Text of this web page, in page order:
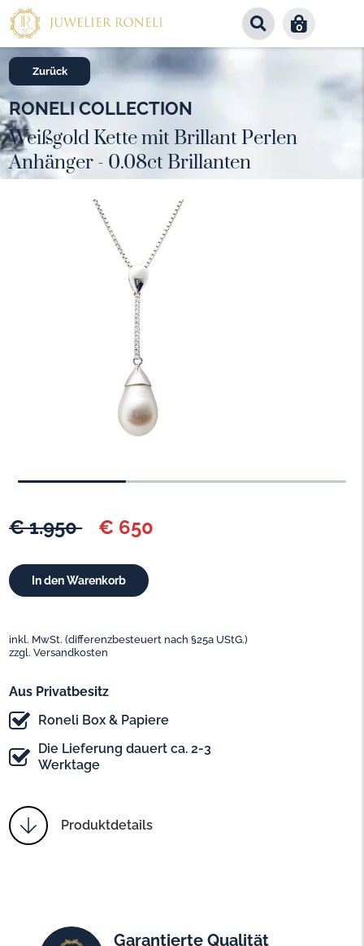
0
Zurück
€ 1.950 € 650
inkl. MwSt. (differenzbesteuert nach §25a UStG.)
zzgl. Versandkosten
Aus Privatbesitz
Roneli Box & Papiere
Die Lieferung dauert ca. 2-3
Werktage
Produktdetails
RONELI COLLECTION
Weißgold Kette mit Brillant Perlen
Anhänger - 0.08ct Brillanten
Garantierte Qualität